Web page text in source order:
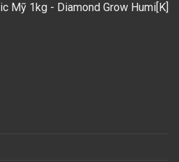
Mỹ 1kg - Diamond Grow Humi[K]